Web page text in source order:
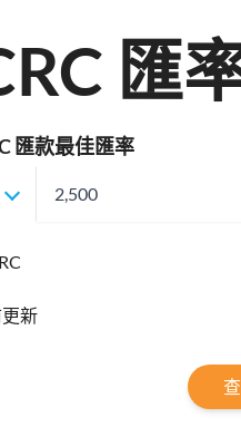
匯
匯款最佳匯率
新